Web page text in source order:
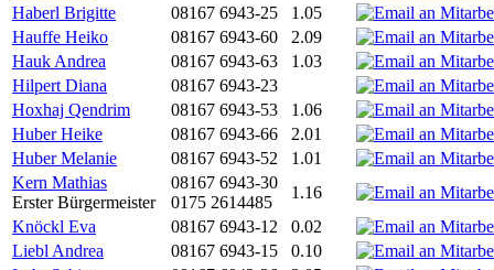
Haberl Brigitte
08167 6943-25
1.05
Hauffe Heiko
08167 6943-60
2.09
Hauk Andrea
08167 6943-63
1.03
Hilpert Diana
08167 6943-23
Hoxhaj Qendrim
08167 6943-53
1.06
Huber Heike
08167 6943-66
2.01
Huber Melanie
08167 6943-52
1.01
Kern Mathias
Erster Bürgermeister
08167 6943-30
0175 2614485
1.16
Knöckl Eva
08167 6943-12
0.02
Liebl Andrea
08167 6943-15
0.10